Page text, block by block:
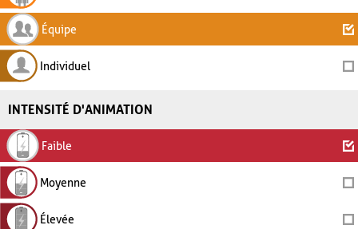
Équipe
Individuel
INTENSITÉ D'ANIMATION
Faible
Moyenne
Élevée